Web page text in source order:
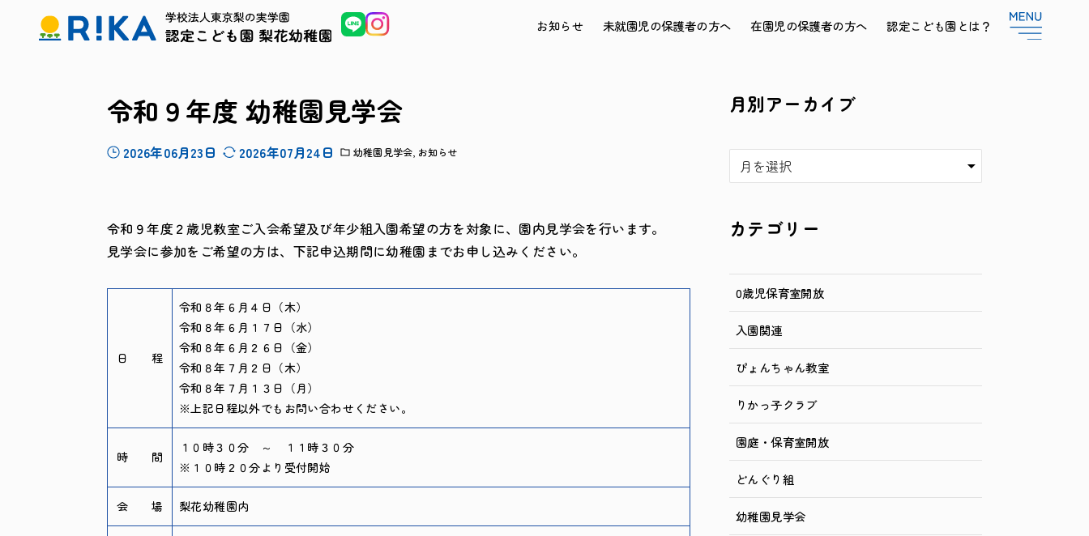
お知らせ 未就園児の保護者の方へ 在園児の保護者の方へ 認定こども園とは？
令和９年度 幼稚園見学会
2026年06月23日 2026年07月24日 幼稚園見学会 お知らせ
令和９年度２歳児教室ご入会希望及び年少組入園希望の方を対象に、園内見学会を行います。
見学会に参加をご希望の方は、下記申込期間に幼稚園までお申し込みください。
日 程
令和８年６月４日（木）
令和８年６月１７日（水）
令和８年６月２６日（金）
令和８年７月２日（木）
令和８年７月１３日（月）
※上記日程以外でもお問い合わせください。
時 間
１０時３０分 ～ １１時３０分
※１０時２０分より受付開始
会 場 梨花幼稚園内
月別アーカイブ
ブ
カテゴリー
0歳児保育室開放
入園関連
ぴょんちゃん教室
りかっ子クラブ
園庭・保育室開放
どんぐり組
幼稚園見学会